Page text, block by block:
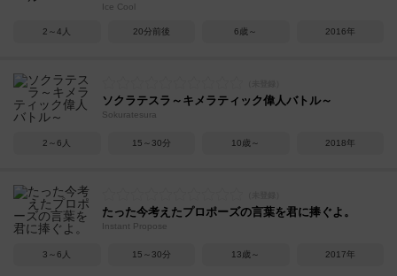
Ice Cool
2～4人 20分前後 6歳～ 2016年
ソクラテスラ～キメラティック偉人バトル～
Sokuratesura
2～6人 15～30分 10歳～ 2018年
たった今考えたプロポーズの言葉を君に捧ぐよ。
Instant Propose
3～6人 15～30分 13歳～ 2017年